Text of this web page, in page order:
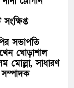
সভাপতি
ঘোড়াশাল
মোল্লা, সাধারণ